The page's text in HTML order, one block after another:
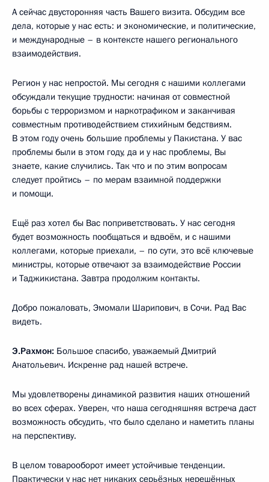
А сейчас двусторонняя часть Вашего визита. Обсудим все
дела, которые у нас есть: и экономические, и политические,
и международные – в контексте нашего регионального
взаимодействия.
Регион у нас непростой. Мы сегодня с нашими коллегами
обсуждали текущие трудности: начиная от совместной
борьбы с терроризмом и наркотрафиком и заканчивая
совместным противодействием стихийным бедствиям.
В этом году очень большие проблемы у Пакистана. У вас
проблемы были в этом году, да и у нас проблемы, Вы
знаете, какие случились. Так что и по этим вопросам
следует пройтись – по мерам взаимной поддержки
и помощи.
Ещё раз хотел бы Вас поприветствовать. У нас сегодня
будет возможность пообщаться и вдвоём, и с нашими
коллегами, которые приехали, – по сути, это всё ключевые
министры, которые отвечают за взаимодействие России
и Таджикистана. Завтра продолжим контакты.
Добро пожаловать, Эмомали Шарипович, в Сочи. Рад Вас
видеть.
Э.Рахмон: Большое спасибо, уважаемый Дмитрий
Анатольевич. Искренне рад нашей встрече.
Мы удовлетворены динамикой развития наших отношений
во всех сферах. Уверен, что наша сегодняшняя встреча даст
возможность обсудить, что было сделано и наметить планы
на перспективу.
В целом товарооборот имеет устойчивые тенденции.
Практически у нас нет никаких серьёзных нерешённых